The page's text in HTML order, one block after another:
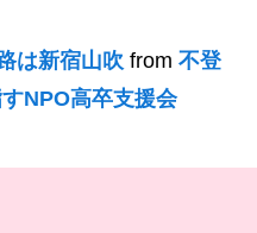
は新宿山吹 from 不登
NPO高卒支援会